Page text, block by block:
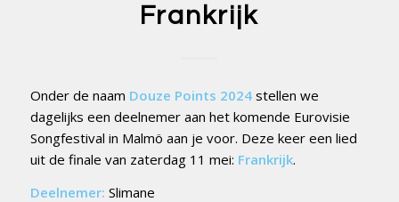
Frankrijk
Onder de naam Douze Points 2024stellen we
dagelijks een deelnemer aan het komende Eurovisie
Songfestival in Malmö aan je voor. Deze keer een lied
uit de finale van zaterdag 11 mei: Frankrijk.
Deelnemer: Slimane